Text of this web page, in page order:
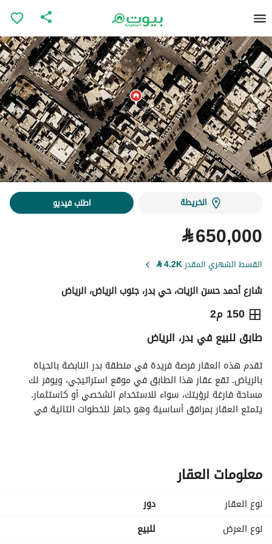
الخريطة اطلب فيديو
⃁650,000
القسط الشهري المقدر4.2K
⃁
شارع أحمد حسن الزيات، حي بدر، جنوب الرياض، الرياض
150 م2
⃁
650,000
التفاصيل معلومات ترخيص الإعلانطابق للبيع في بدر، الرياض
- **نوع العقار**: طابق
- **السعر**: 650,000 ريال سعودي
- **الموقع**: بدر، الرياض
حسب ذوقك.
معلومات العقار
نوع العقار
دور
نوع العرض
للبيع